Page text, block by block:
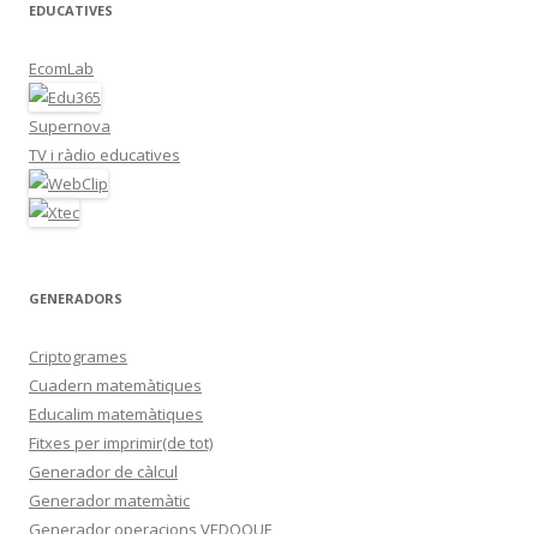
EDUCATIVES
EcomLab
Supernova
TV i ràdio educatives
GENERADORS
Criptogrames
Cuadern matemàtiques
Educalim matemàtiques
Fitxes per imprimir(de tot)
Generador de càlcul
Generador matemàtic
Generador operacions VEDOQUE